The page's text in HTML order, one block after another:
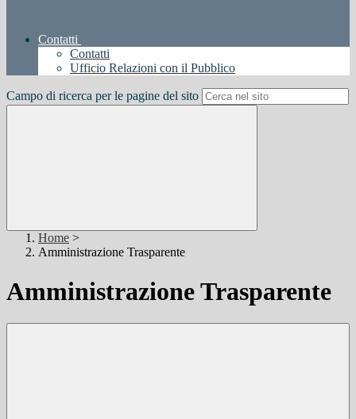
Contatti
Contatti
Ufficio Relazioni con il Pubblico
Campo di ricerca per le pagine del sito
Home >
Amministrazione Trasparente
Amministrazione Trasparente